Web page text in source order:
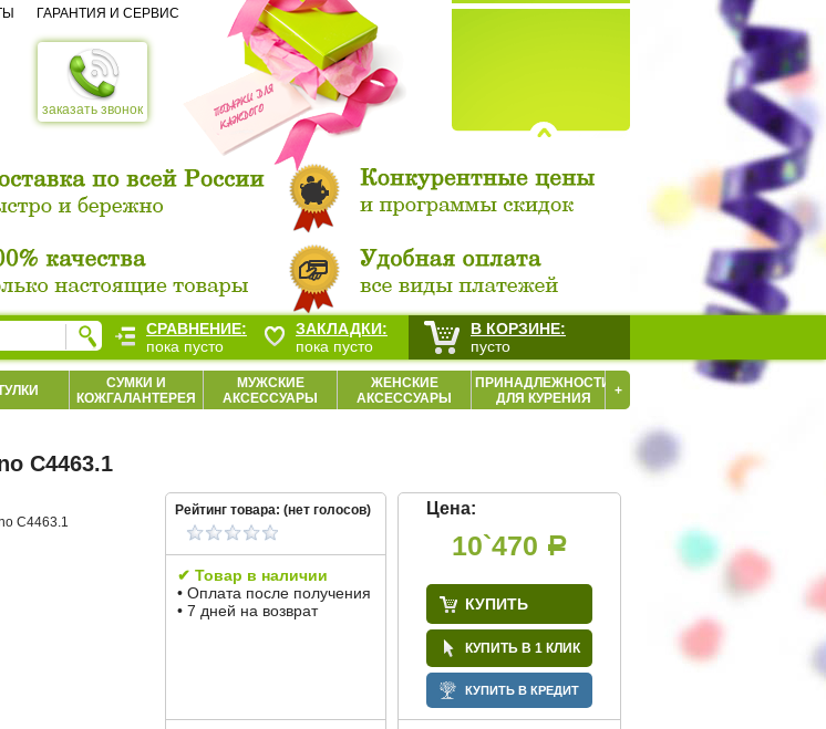
заказать звонок
ГАРАНТИЯ И СЕРВИС
СУМКИ И
КОЖГАЛАНТЕРЕЯ
МУЖСКИЕ
АКСЕССУАРЫ
ЖЕНСКИЕ
АКСЕССУАРЫ
ПРИНАДЛЕЖНОСТИ
ДЛЯ КУРЕНИЯ
+
C4463.1
Рейтинг товара: (нет голосов)
✔ Товар в наличии
• Оплата после получения
• 7 дней на возврат
Цена:
10`470 Р
КУПИТЬ
КУПИТЬ В 1 КЛИК
КУПИТЬ В КРЕДИТ
СРАВНЕНИЕ:
пока пусто
ЗАКЛАДКИ:
пока пусто
В КОРЗИНЕ:
пусто